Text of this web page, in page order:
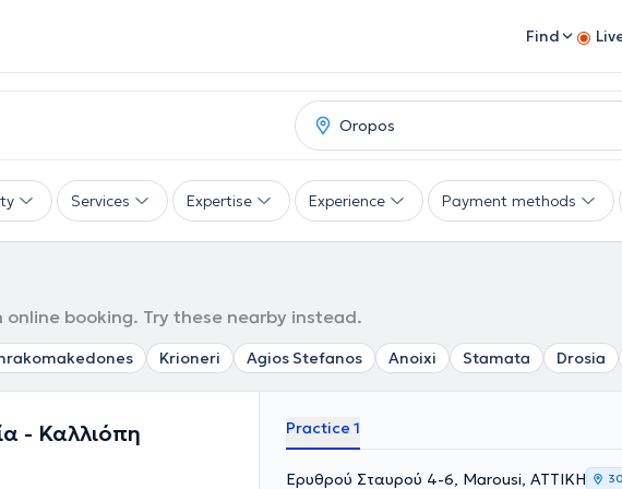
Find
Services Expertise Experience Payment methods
booking. Try these nearby instead.
Krioneri Agios Stefanos Anoixi Stamata Drosia
- Καλλιόπη
Practice 1
Ερυθρού Σταυρού 4-6, Marousi, ΑΤΤΙΚΗ